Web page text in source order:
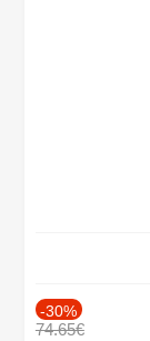
-30%
74.65€